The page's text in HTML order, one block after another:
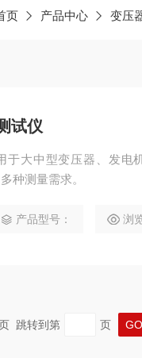
页 产品中心 变压
试仪
于大中型变压器、发电
种测量需求。
产品型号： 浏
跳转到第 页